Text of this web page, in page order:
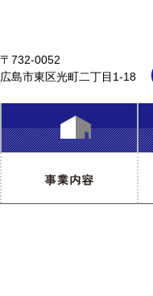
〒732-0052
広島市東区光町二丁目1-18